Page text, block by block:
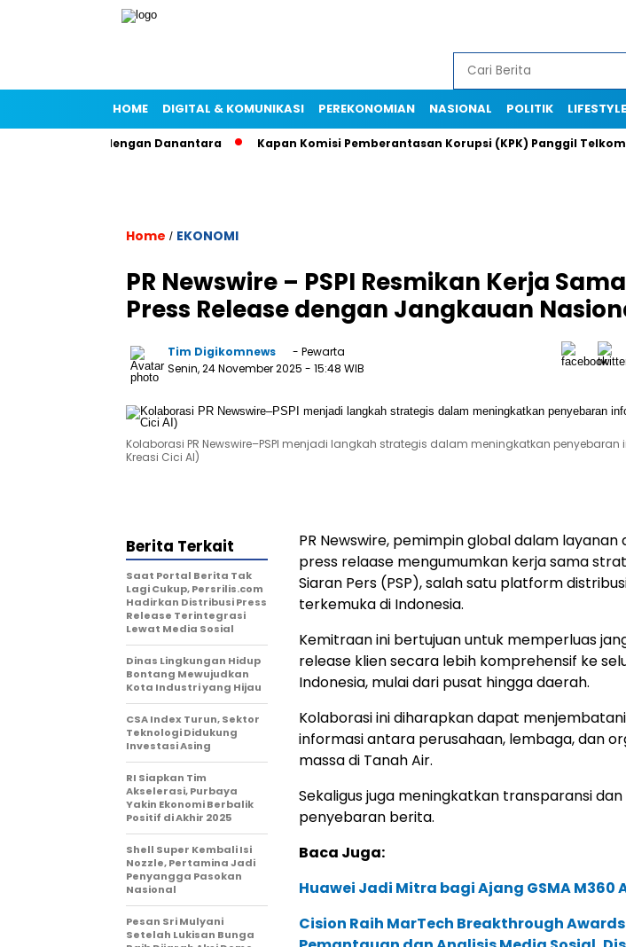
HOME DIGITAL & KOMUNIKASI PEREKONOMIAN NASIONAL POLITIK LIFESTYLE
Kemitraan dengan Danantara Kapan Komisi Pemberantasan Korupsi (KPK) Panggil
Home / EKONOMI
PR Newswire – PSPI Resmikan Kerja
Press Release dengan Jangkauan
Tim Digikomnews
- Pewarta
Senin, 24 November 2025 - 15:48 WIB
Kolaborasi PR Newswire–PSPI menjadi langkah strategis dalam meningkatkan penyebaran
Kreasi Cici AI)
PR Newswire, pemimpin global dalam layanan
press relaase mengumumkan kerja sama
Siaran Pers (PSP), salah satu platform
terkemuka di Indonesia.
Kemitraan ini bertujuan untuk memperluas
release klien secara lebih komprehensif ke
Indonesia, mulai dari pusat hingga daerah.
Kolaborasi ini diharapkan dapat
informasi antara perusahaan, lembaga, dan
massa di Tanah Air.
Sekaligus juga meningkatkan transparansi
penyebaran berita.
Baca Juga:
Huawei Jadi Mitra bagi Ajang GSMA M360
Cision Raih MarTech Breakthrough
Berita Terkait
Saat Portal Berita Tak
Lagi Cukup, Persrilis.com
Hadirkan Distribusi Press
Release Terintegrasi
Lewat Media Sosial
Dinas Lingkungan Hidup
Bontang Mewujudkan
Kota Industri yang Hijau
CSA Index Turun, Sektor
Teknologi Didukung
Investasi Asing
RI Siapkan Tim
Akselerasi, Purbaya
Yakin Ekonomi Berbalik
Positif di Akhir 2025
Shell Super Kembali Isi
Nozzle, Pertamina Jadi
Penyangga Pasokan
Nasional
Pesan Sri Mulyani
Setelah Lukisan Bunga